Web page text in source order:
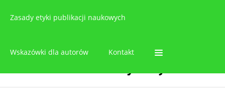
Zasady etyki publikacji naukowych
Wskazówki dla autorów Kontakt